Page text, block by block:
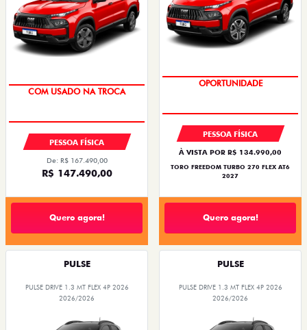
COM USADO NA TROCA
PESSOA FÍSICA
De: R$ 167.490,00
R$ 147.490,00
Quero agora!
OPORTUNIDADE
PESSOA FÍSICA
À VISTA POR R$ 134.990,00
TORO FREEDOM TURBO 270 FLEX AT6
2027
Quero agora!
PULSE
PULSE DRIVE 1.3 MT FLEX 4P 2026
2026/2026
PULSE
PULSE DRIVE 1.3 MT FLEX 4P 2026
2026/2026